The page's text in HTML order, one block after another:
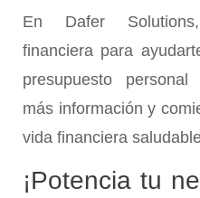
En Dafer
financiera para
presupuesto
más información y
vida financiera
¡Potencia tu